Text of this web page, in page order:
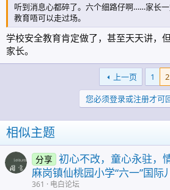
听到消息心都碎了。六个细路仔啊……家长
教育唔可以走过场。
学校安全教育肯定做了，甚至天天讲，
家长。
上一页 1
2
您必须登录或注册才可
相似主题
分享 初心不改，童心永驻，
麻岗镇仙桃园小学“六一”国际
361
电白论坛